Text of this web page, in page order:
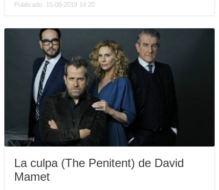
Publicado: 15-08-2019 14:20
La culpa (The Penitent) de David
Mamet